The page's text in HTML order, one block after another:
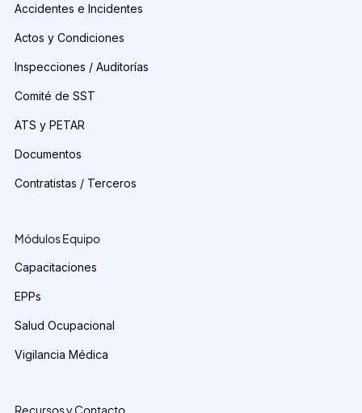
Accidentes e Incidentes
Actos y Condiciones
Inspecciones / Auditorías
Comité de SST
ATS y PETAR
Documentos
Contratistas / Terceros
Módulos Equipo
Capacitaciones
EPPs
Salud Ocupacional
Vigilancia Médica
Recursos y Contacto